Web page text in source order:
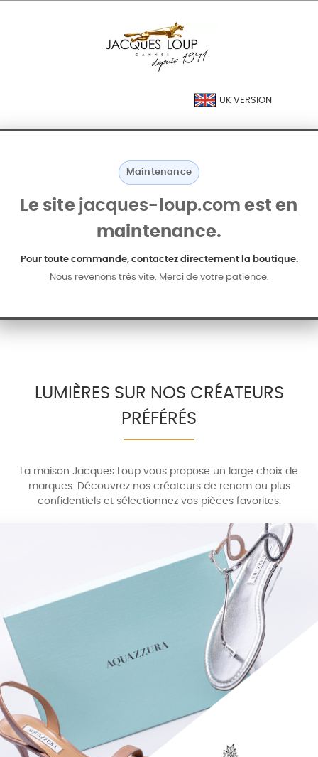
UK VERSION
Maintenance
Le site jacques-loup.com est en
maintenance.
Pour toute commande, contactez directement la boutique.
Nous revenons très vite. Merci de votre patience.
LUMIÈRES SUR NOS CRÉATEURS
PRÉFÉRÉS
La maison Jacques Loup vous propose un large choix de
marques. Découvrez nos créateurs de renom ou plus
confidentiels et sélectionnez vos pièces favorites.